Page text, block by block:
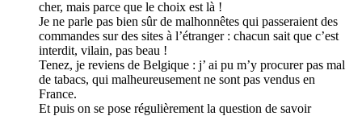
cher, mais parce que le choix est là !
Je ne parle pas bien sûr de malhonnêtes qui passeraient des
commandes sur des sites à l’étranger : chacun sait que c’est
interdit, vilain, pas beau !
Tenez, je reviens de Belgique : j’ ai pu m’y procurer pas mal
de tabacs, qui malheureusement ne sont pas vendus en
France.
Et puis on se pose régulièrement la question de savoir